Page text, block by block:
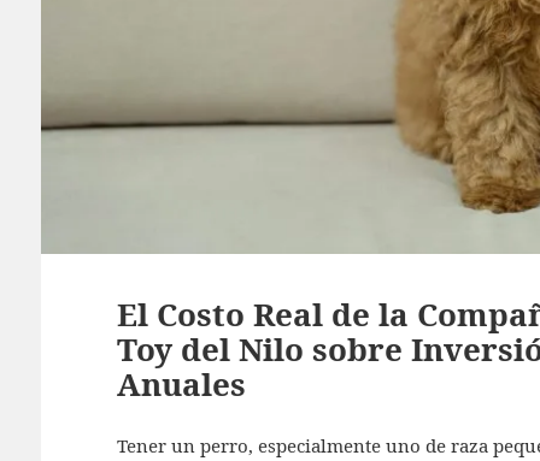
El Costo Real de la
Toy del Nilo sobre
Anuales
Tener un perro, especialmente uno de raza